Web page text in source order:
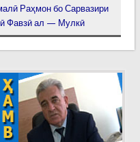
Раҳмон бо Сарвазири
Фавзӣ ал — Мулкӣ